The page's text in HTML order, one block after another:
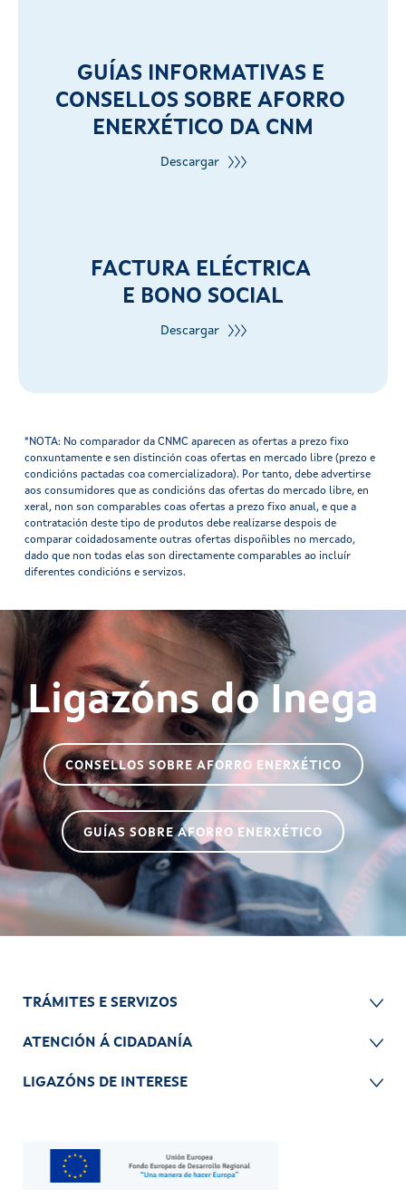
GUÍAS INFORMATIVAS E
CONSELLOS SOBRE AFORRO
ENERXÉTICO DA CNM
Descargar
FACTURA ELÉCTRICA
E BONO SOCIAL
Descargar
*NOTA: No comparador da CNMC aparecen as ofertas a prezo fixo
conxuntamente e sen distinción coas ofertas en mercado libre (prezo e
condicións pactadas coa comercializadora). Por tanto, debe advertirse
aos consumidores que as condicións das ofertas do mercado libre, en
xeral, non son comparables coas ofertas a prezo fixo anual, e que a
contratación deste tipo de produtos debe realizarse despois de
comparar coidadosamente outras ofertas dispoñibles no mercado,
dado que non todas elas son directamente comparables ao incluír
diferentes condicións e servizos.
Ligazóns do Inega
CONSELLOS SOBRE AFORRO ENERXÉTICO
GUÍAS SOBRE AFORRO ENERXÉTICO
TRÁMITES E SERVIZOS
ATENCIÓN Á CIDADANÍA
LIGAZÓNS DE INTERESE